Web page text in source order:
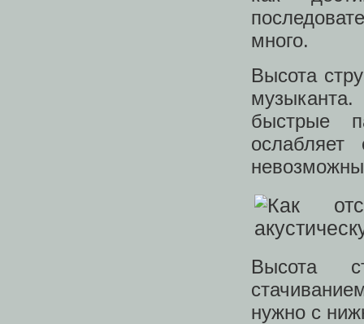
много.
Высота
быстрые
Высота
нужно с